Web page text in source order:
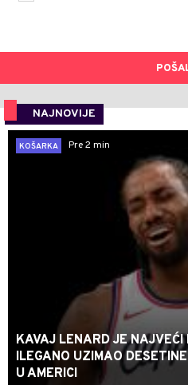
NAJNOVIJE
KOŠARKA
Pre 2 min
KAVAJ LENARD JE
ILEGANO UZIMAO
U AMERICI